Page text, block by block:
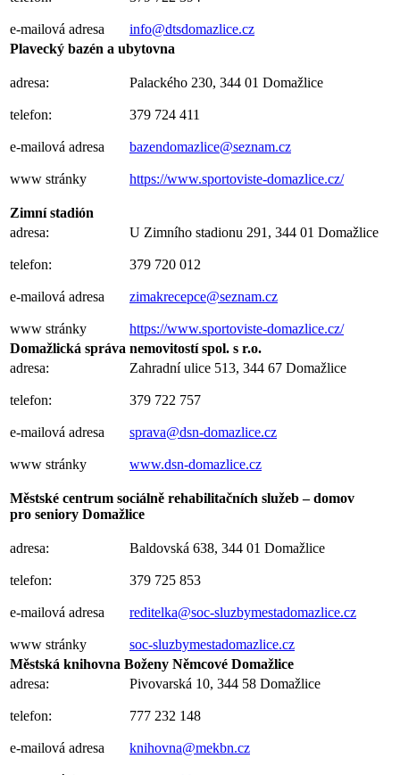
e-mailová adresa
info@dtsdomazlice.cz
Plavecký bazén a ubytovna
adresa:
telefon:
e-mailová adresa
www stránky
Palackého 230, 344 01 Domažlice
379 724 411
bazendomazlice@seznam.cz
https://www.sportoviste-domazlice.cz/
Zimní stadión
adresa:
telefon:
e-mailová adresa
www stránky
U Zimního stadionu 291, 344 01 Domažlice
379 720 012
zimakrecepce@seznam.cz
https://www.sportoviste-domazlice.cz/
Domažlická správa nemovitostí spol. s r.o.
adresa:
telefon:
e-mailová adresa
www stránky
Zahradní ulice 513, 344 67 Domažlice
379 722 757
sprava@dsn-domazlice.cz
www.dsn-domazlice.cz
Městské centrum sociálně rehabilitačních služeb – domov
pro seniory Domažlice
adresa:
telefon:
e-mailová adresa
www stránky
Baldovská 638, 344 01 Domažlice
379 725 853
reditelka@soc-sluzbymestadomazlice.cz
soc-sluzbymestadomazlice.cz
Městská knihovna Boženy Němcové Domažlice
adresa:
telefon:
e-mailová adresa
Pivovarská 10, 344 58 Domažlice
777 232 148
knihovna@mekbn.cz